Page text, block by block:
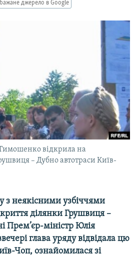
джерело в Google
відкрила на
– Дубно автотраси Київ-
з неякісними узбіччями
ділянки Грушвиця –
Прем’єр-міністр Юлія
глава уряду відвідала цю
Чоп, ознайомилася зі